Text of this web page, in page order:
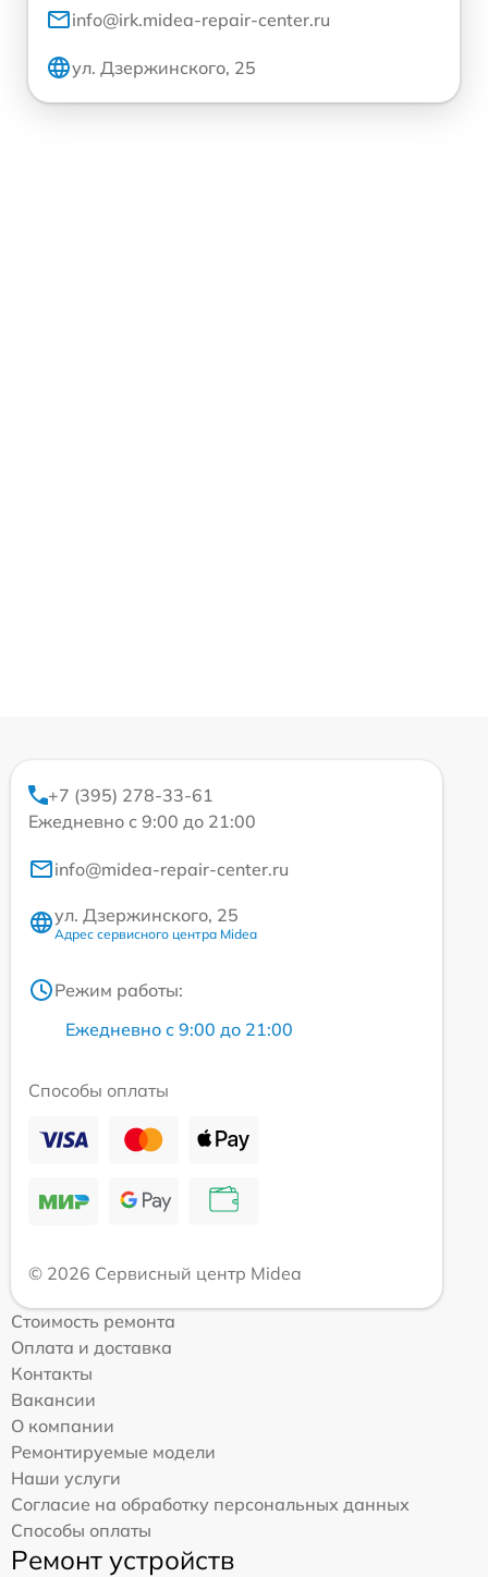
info@irk.midea-repair-center.ru
ул. Дзержинского, 25
+7 (395) 278-33-61
Ежедневно с 9:00 до 21:00
info@midea-repair-center.ru
ул. Дзержинского, 25
Адрес сервисного центра Midea
Режим работы:
Ежедневно с 9:00 до 21:00
Способы оплаты
© 2026 Сервисный центр Midea
Стоимость ремонта
Оплата и доставка
Контакты
Вакансии
О компании
Ремонтируемые модели
Наши услуги
Согласие на обработку персональных данных
Способы оплаты
Ремонт устройств